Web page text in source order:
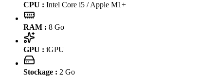
CPU : Intel Core i5 / Apple M1+
RAM : 8 Go
GPU : iGPU
Stockage : 2 Go